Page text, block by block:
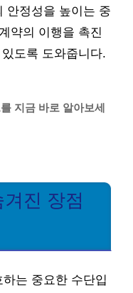
안정성을 높이는 중
약의 이행을 촉진
도록 도와줍니다.
지금 바로 알아보세
진 장점
는 중요한 수단입